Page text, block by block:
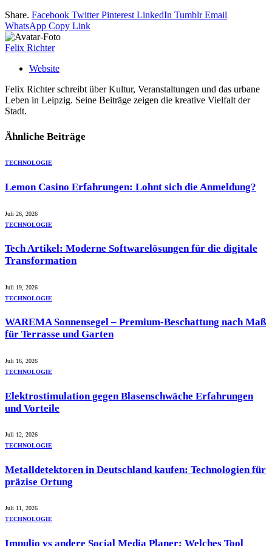
Share. Facebook Twitter Pinterest LinkedIn Tumblr Email
WhatsApp Copy Link
Felix Richter
Website
Felix Richter schreibt über Kultur, Veranstaltungen und das urbane
Leben in Leipzig. Seine Beiträge zeigen die kreative Vielfalt der
Stadt.
Ähnliche Beiträge
TECHNOLOGIE
Lemon Casino Erfahrungen: Lohnt sich die Anmeldung?
Juli 26, 2026
TECHNOLOGIE
Tech Artikel: Moderne Softwarelösungen für die digitale
Transformation
Juli 19, 2026
TECHNOLOGIE
WAREMA Sonnensegel – Premium-Beschattung nach Maß
für Terrasse und Garten
Juli 16, 2026
TECHNOLOGIE
Elektrostimulation gegen Blasenschwäche Erfahrungen
und Vorteile
Juli 12, 2026
TECHNOLOGIE
Metalldetektoren in Deutschland kaufen: Technologien für
präzise Ortung
Juli 11, 2026
TECHNOLOGIE
Impulio vs andere Social Media Planer: Welches Tool